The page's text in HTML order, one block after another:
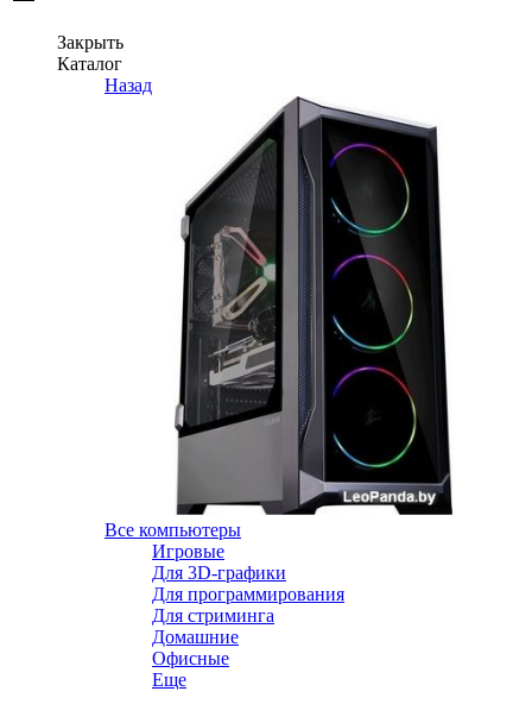
Закрыть
Каталог
Назад
Все компьютеры
Игровые
Для 3D-графики
Для программирования
Для стриминга
Домашние
Офисные
Еще